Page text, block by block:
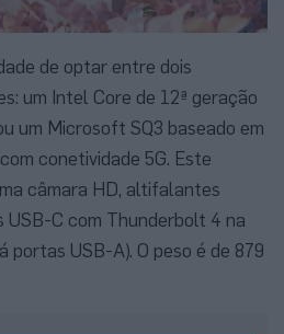
de optar entre dois
um Intel Core de 12ª geração
um Microsoft SQ3 baseado em
conetividade 5G. Este
câmara HD, altifalantes
USB-C com Thunderbolt 4 na
portas USB-A). O peso é de 879